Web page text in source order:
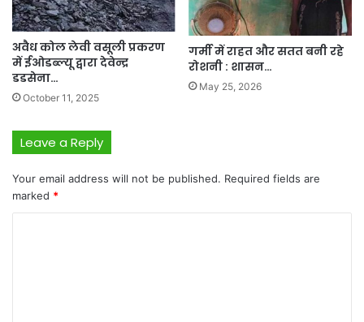
अवैध कोल लेवी वसूली प्रकरण
में ईओडब्ल्यू द्वारा देवेन्द्र
डडसेना…
October 11, 2025
गर्मी में राहत और सतत बनी रहे
रोशनी : शासन…
May 25, 2026
Leave a Reply
Your email address will not be published. Required fields are
marked *